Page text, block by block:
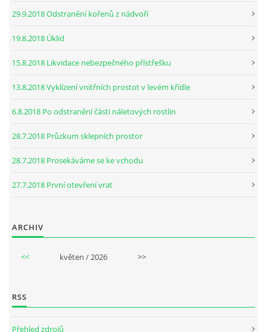
29.9.2018 Odstranění kořenů z nádvoří
19.8.2018 Úklid
15.8.2018 Likvidace nebezpečného přístřešku
13.8.2018 Vyklízení vnitřních prostot v levém křídle
6.8.2018 Po odstranění části náletových rostlin
28.7.2018 Průzkum sklepních prostor
28.7.2018 Prosekáváme se ke vchodu
27.7.2018 První otevření vrat
ARCHIV
<< květen / 2026 >>
RSS
Přehled zdrojů